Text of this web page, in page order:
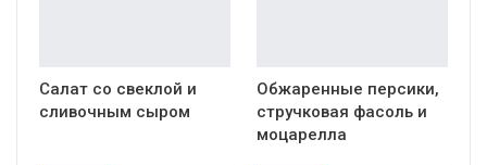
Салат со свеклой и
сливочным сыром
Обжаренные персики,
стручковая фасоль и
моцарелла